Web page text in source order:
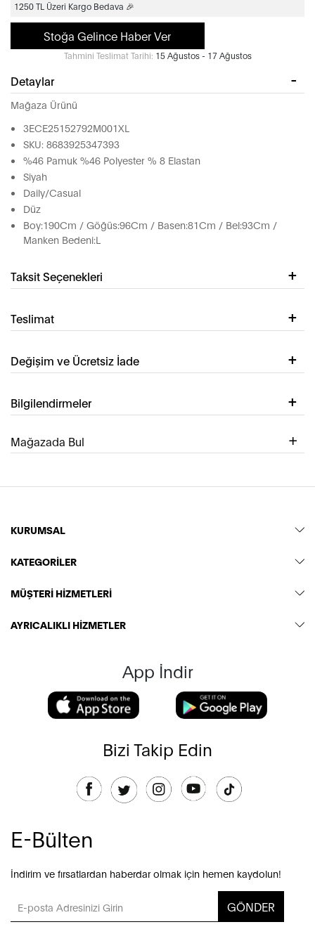
1250 TL Üzeri Kargo Bedava 🎉
Stoğa Gelince Haber Ver
Tahmini Teslimat Tarihi: 15 Ağustos - 17 Ağustos
Detaylar
Mağaza Ürünü
3ECE25152792M001XL
SKU: 8683925347393
%46 Pamuk %46 Polyester % 8 Elastan
Siyah
Daily/Casual
Düz
Boy:190Cm / Göğüs:96Cm / Basen:81Cm / Bel:93Cm /
Manken Bedeni:L
Taksit Seçenekleri
Teslimat
Değişim ve Ücretsiz İade
Bilgilendirmeler
Mağazada Bul
KURUMSAL
KATEGORİLER
MÜŞTERİ HİZMETLERİ
AYRICALIKLI HİZMETLER
App İndir
Bizi Takip Edin
E-Bülten
İndirim ve fırsatlardan haberdar olmak için hemen kaydolun!
GÖNDER